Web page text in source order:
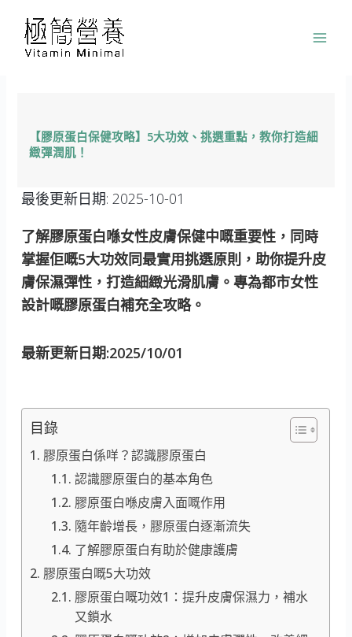
【膠原蛋白保健攻略】5大功效、挑選重點，教你打造細
緻彈潤肌！
最後更新日期: 2025-10-01
了解膠原蛋白喺女性皮膚保健中嘅重要性，同時
掌握佢嘅5大功效同最實用挑選原則，助你提升皮
膚保濕彈性，打造細緻光滑肌膚。專為都市女性
設計嘅膠原蛋白補充全攻略。
最新更新日期:2025/10/01
目錄
膠原蛋白係咩？認識膠原蛋白
認識膠原蛋白的基本角色
膠原蛋白喺皮膚入面嘅作用
隨年齡增長，膠原蛋白逐漸流失
了解膠原蛋白有助於健康護膚
膠原蛋白嘅5大功效
膠原蛋白嘅功效1：提升皮膚保濕力，補水
又鎖水